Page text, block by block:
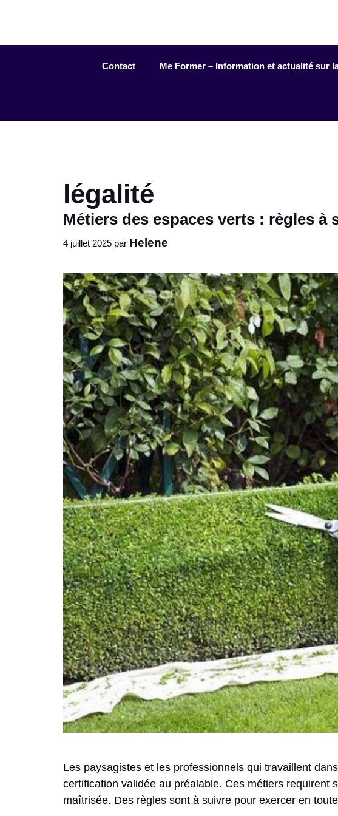
Contact Me Former – Information et actualité sur
légalité
Métiers des espaces verts : règles
4 juillet 2025 par Helene
Les paysagistes et les professionnels qui travaillent
certification validée au préalable. Ces métiers requirent
maîtrisée. Des règles sont à suivre pour exercer en